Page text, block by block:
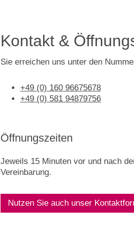
Kontakt &
Sie erreichen uns unter den
+49 (0) 160 96675678
+49 (0) 581 94879756
Öffnungszeiten
Jeweils 15 Minuten vor und nach
Vereinbarung.
Nutzen Sie auch unser